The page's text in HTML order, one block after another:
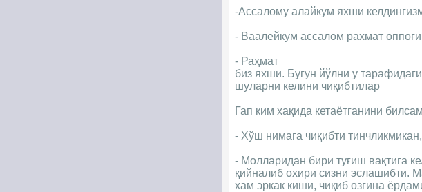
-Ассалому алайкум яхши
- Ваалейкум ассалом рахмат
- Раҳмат
биз яхши. Бугун йўлни у
шуларни келини чиқибтилар
Гап ким хақида кетаётганини
- Хўш нимага чиқибти
- Молларидан бири туғиш вақтига
қийналиб охири сизни эслашибти.
хам эркак киши, чиқиб озгина